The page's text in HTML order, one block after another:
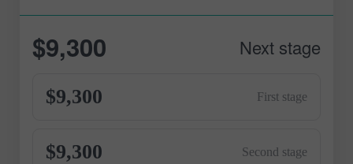
$9,300 Next stage
First stage
$9,300
Second stage
$9,300